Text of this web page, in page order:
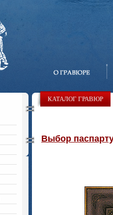
КАТАЛОГ ГРАВЮР
Выбор